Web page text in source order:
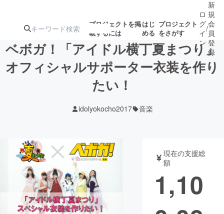
プロジェクトを掲
載するには
はじ
める
プロジェクト
をさがす
注目の新着プロ 募集終了が近いプ
テクノロジー・ガジェット
映像・映画 書籍・雑誌
ロ
グ
イ
ン
/
新
規
会
員
登
録
ベボガ！「アイドル横丁夏まつり」
オフィシャルサポーター衣装を作り
たい！
idolyokocho2017 音楽
現在の支援総
額
1,10